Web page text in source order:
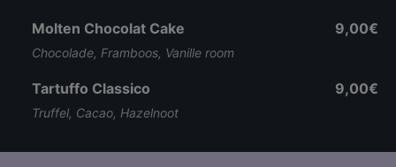
Molten Chocolat Cake
Chocolade, Framboos, Vanille room
9,00€
Tartuffo Classico
Truffel, Cacao, Hazelnoot
9,00€